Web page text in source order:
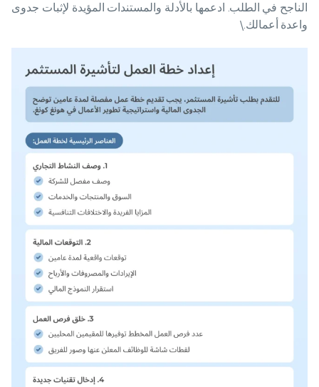
الناجح في الطلب. ادعمها بالأدلة والمستندات المؤيدة لإثبات جدوى
واعدة أعمالك.\